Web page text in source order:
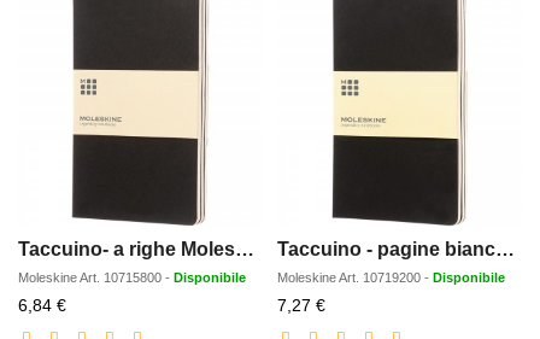
Taccuino- a righe Moleskine Cahier L
MoleskineArt. 10715800 - Disponibile
6,84 €Prezzo
scontato
Taccuino - pagine bianche Moleskine Cahier L
MoleskineArt. 10719200 - Disponibile
7,27 €Prezzo
scontato